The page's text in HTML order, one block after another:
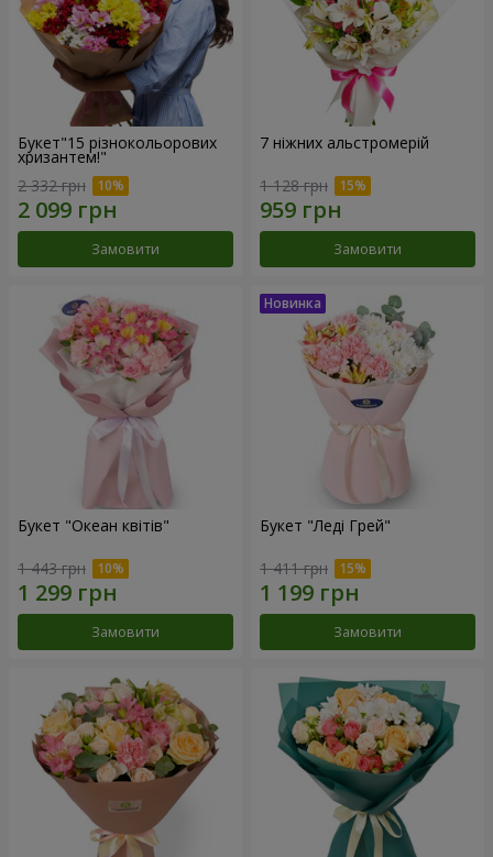
Букет"15 різнокольорових
хризантем!"
2 332 грн
Замовити
7 ніжних альстромерій
1 128 грн
Замовити
Букет "Океан квітів"
1 443 грн
Замовити
Букет "Леді Грей"
1 411 грн
Замовити